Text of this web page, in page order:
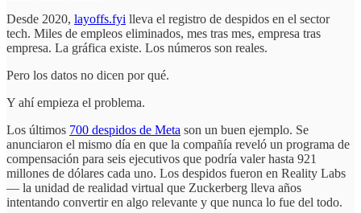
Desde 2020, layoffs.fyi lleva el registro de despidos en el sector
tech. Miles de empleos eliminados, mes tras mes, empresa tras
empresa. La gráfica existe. Los números son reales.
Pero los datos no dicen por qué.
Y ahí empieza el problema.
Los últimos 700 despidos de Meta son un buen ejemplo. Se
anunciaron el mismo día en que la compañía reveló un programa de
compensación para seis ejecutivos que podría valer hasta 921
millones de dólares cada uno. Los despidos fueron en Reality Labs
— la unidad de realidad virtual que Zuckerberg lleva años
intentando convertir en algo relevante y que nunca lo fue del todo.